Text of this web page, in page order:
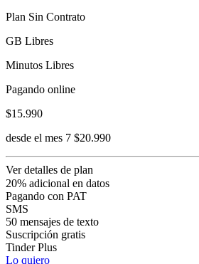
Plan Sin Contrato
GB Libres
Minutos Libres
Pagando online
$15.990
desde el mes 7 $20.990
Ver detalles de plan
20% adicional en datos
Pagando con PAT
SMS
50 mensajes de texto
Suscripción gratis
Tinder Plus
Lo quiero